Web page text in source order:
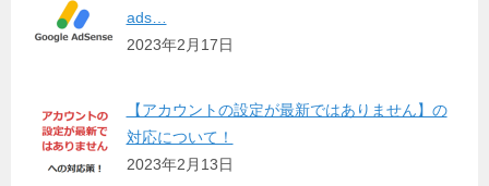
ads…
2023年2月17日
【アカウントの設定が最新ではありません】の
対応について！
2023年2月13日